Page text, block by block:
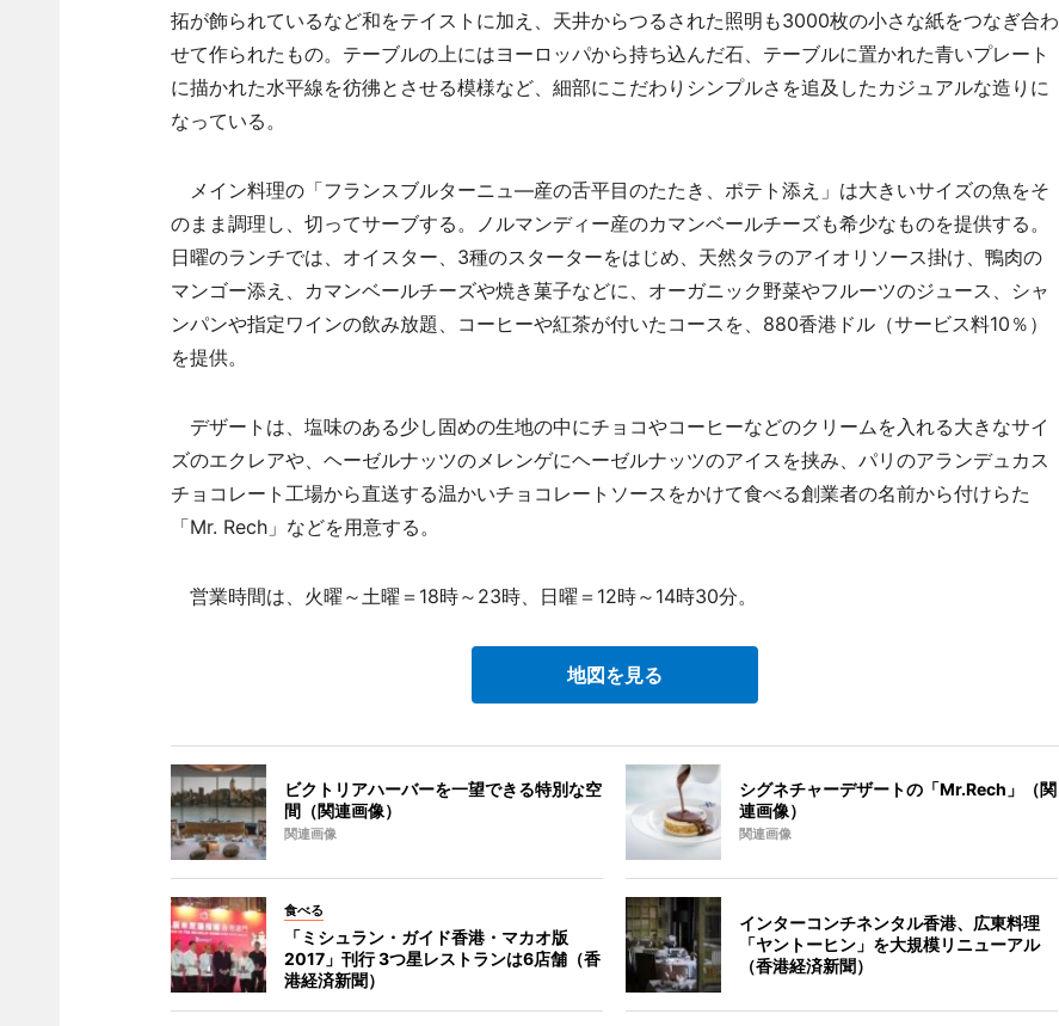
拓が飾られているなど和をテイストに加え、天井からつるされた照明も3000枚の小さな紙をつなぎ合わ
せて作られたもの。テーブルの上にはヨーロッパから持ち込んだ石、テーブルに置かれた青いプレート
に描かれた水平線を彷彿とさせる模様など、細部にこだわりシンプルさを追及したカジュアルな造りに
なっている。
メイン料理の「フランスブルターニュ―産の舌平目のたたき、ポテト添え」は大きいサイズの魚をそ
のまま調理し、切ってサーブする。ノルマンディー産のカマンベールチーズも希少なものを提供する。
日曜のランチでは、オイスター、3種のスターターをはじめ、天然タラのアイオリソース掛け、鴨肉の
マンゴー添え、カマンベールチーズや焼き菓子などに、オーガニック野菜やフルーツのジュース、シャ
ンパンや指定ワインの飲み放題、コーヒーや紅茶が付いたコースを、880香港ドル（サービス料10％）
を提供。
デザートは、塩味のある少し固めの生地の中にチョコやコーヒーなどのクリームを入れる大きなサイ
ズのエクレアや、ヘーゼルナッツのメレンゲにヘーゼルナッツのアイスを挟み、パリのアランデュカス
チョコレート工場から直送する温かいチョコレートソースをかけて食べる創業者の名前から付けらた
「Mr. Rech」などを用意する。
営業時間は、火曜～土曜＝18時～23時、日曜＝12時～14時30分。
地図を見る
ビクトリアハーバーを一望できる特別な空
間（関連画像）
関連画像
シグネチャーデザートの「Mr.Rech」（関
連画像）
関連画像
食べる
「ミシュラン・ガイド香港・マカオ版
2017」刊行 3つ星レストランは6店舗（香
港経済新聞）
インターコンチネンタル香港、広東料理
「ヤントーヒン」を大規模リニューアル
（香港経済新聞）